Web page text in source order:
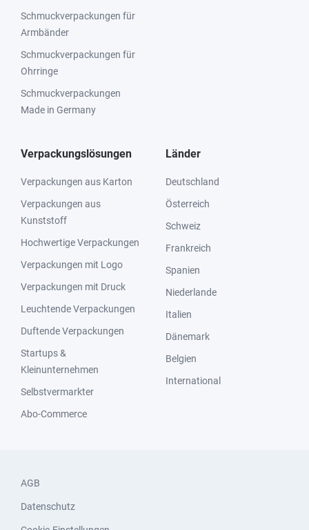
Schmuckverpackungen für
Armbänder
Schmuckverpackungen für
Ohrringe
Schmuckverpackungen
Made in Germany
Verpackungslösungen
Verpackungen aus Karton
Verpackungen aus
Kunststoff
Hochwertige Verpackungen
Verpackungen mit Logo
Verpackungen mit Druck
Leuchtende Verpackungen
Duftende Verpackungen
Startups &
Kleinunternehmen
Selbstvermarkter
Abo-Commerce
Länder
Deutschland
Österreich
Schweiz
Frankreich
Spanien
Niederlande
Italien
Dänemark
Belgien
International
AGB
Datenschutz